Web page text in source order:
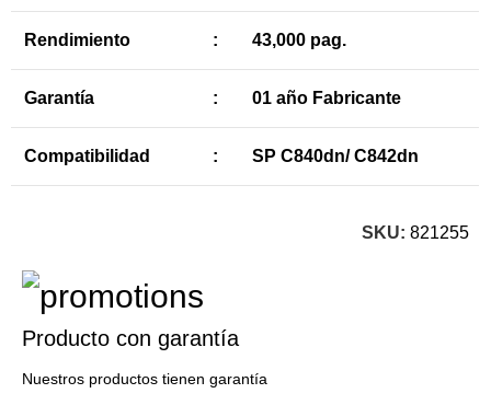
Rendimiento : 43,000 pag.
Garantía : 01 año Fabricante
Compatibilidad : SP C840dn/ C842dn
SKU: 821255
Producto con garantía
Nuestros productos tienen garantía